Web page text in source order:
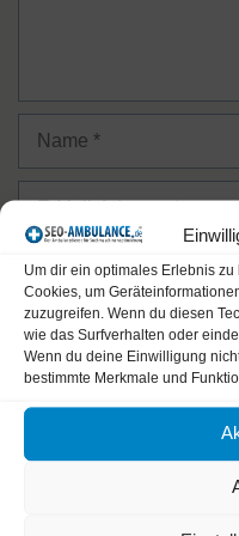
Um dir ein optimales Erlebnis
Cookies, um
zuzugreifen. Wenn du diesen
wie das Surfverhalten oder
Wenn du deine Einwilligung
bestimmte Merkmale und
Name
E-
Mail-
Adresse
Website
Name, E-Mail-Adresse
für meinen nächsten
Bitte gib eine Antwort in